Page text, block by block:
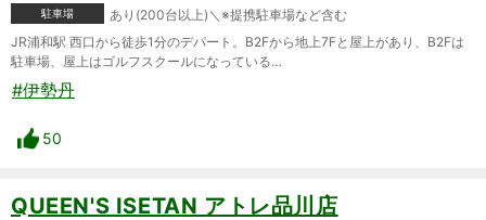
駐車場
あり(200台以上)＼※提携駐車場など含む
JR浦和駅 西口から徒歩1分のデパート。B2Fから地上7Fと屋上があり、B2Fは
駐車場、屋上はゴルフスクールになっている…
#伊勢丹
50
QUEEN'S ISETAN アトレ品川店